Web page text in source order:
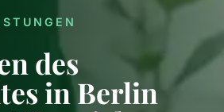
des
in Berlin